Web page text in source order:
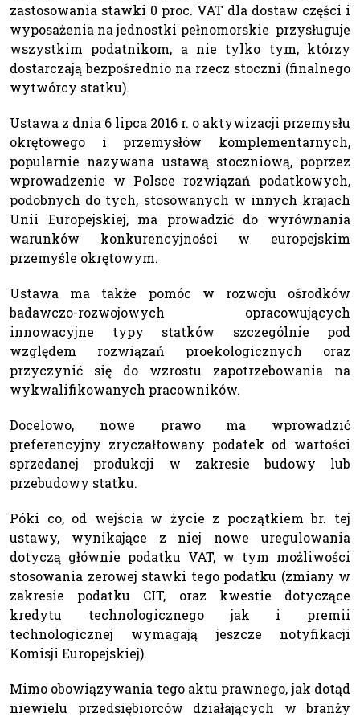
zastosowania stawki 0 proc. VAT dla dostaw części i
wyposażenia na jednostki pełnomorskie przysługuje
wszystkim podatnikom, a nie tylko tym, którzy
dostarczają bezpośrednio na rzecz stoczni (finalnego
wytwórcy statku).
Ustawa z dnia 6 lipca 2016 r. o aktywizacji przemysłu
okrętowego i przemysłów komplementarnych,
popularnie nazywana ustawą stoczniową, poprzez
wprowadzenie w Polsce rozwiązań podatkowych,
podobnych do tych, stosowanych w innych krajach
Unii Europejskiej, ma prowadzić do wyrównania
warunków konkurencyjności w europejskim
przemyśle okrętowym.
Ustawa ma także pomóc w rozwoju ośrodków
badawczo-rozwojowych opracowujących
innowacyjne typy statków szczególnie pod
względem rozwiązań proekologicznych oraz
przyczynić się do wzrostu zapotrzebowania na
wykwalifikowanych pracowników.
Docelowo, nowe prawo ma wprowadzić
preferencyjny zryczałtowany podatek od wartości
sprzedanej produkcji w zakresie budowy lub
przebudowy statku.
Póki co, od wejścia w życie z początkiem br. tej
ustawy, wynikające z niej nowe uregulowania
dotyczą głównie podatku VAT, w tym możliwości
stosowania zerowej stawki tego podatku (zmiany w
zakresie podatku CIT, oraz kwestie dotyczące
kredytu technologicznego jak i premii
technologicznej wymagają jeszcze notyfikacji
Komisji Europejskiej).
Mimo obowiązywania tego aktu prawnego, jak dotąd
niewielu przedsiębiorców działających w branży